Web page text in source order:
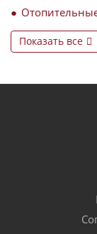
Показать все